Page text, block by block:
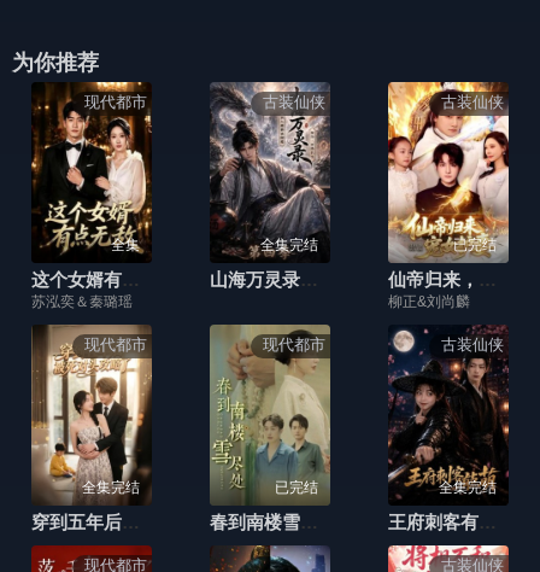
为你推荐
现代都市
全集
这个女婿有点无敌
苏泓奕＆秦璐瑶
古装仙侠
全集完结
山海万灵录第四季
古装仙侠
已完结
仙帝归来，宠女护妻
柳正&刘尚麟
现代都市
全集完结
穿到五年后，被死对头攻略了
现代都市
已完结
春到南楼雪尽处
古装仙侠
全集完结
王府刺客有点萌
现代都市 古装仙侠